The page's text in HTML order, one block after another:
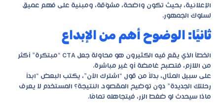
الإعلانية، بحيث تكون واضحة، مشوّقة، ومبنية على فهم عميق
لسلوك الجمهور.
ثانيًا: الوضوح أهم من الإبداع
الخطأ الذي يقع فيه الكثيرون هو محاولة جعل CTA “مبتكرة” أكثر
من اللازم، فتصبح غامضة أو غير مباشرة.
على سبيل المثال، بدلاً من قول “اشترك الآن”، يكتب البعض “ابدأ
رحلتك الجديدة” دون توضيح المقصود. النتيجة؟ المستخدم لا يعرف
ماذا سيحدث لو ضغط الزر، فيتجاهله تمامًا.